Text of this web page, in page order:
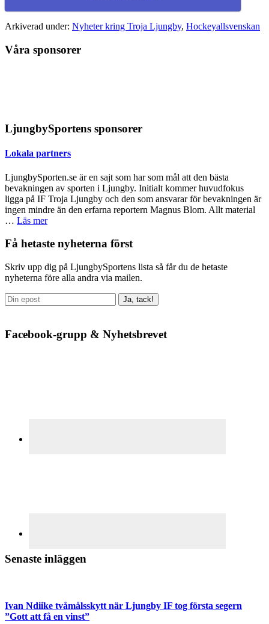
Arkiverad under: Nyheter kring Troja Ljungby, Hockeyallsvenskan
Våra sponsorer
LjungbySportens sponsorer
Lokala partners
LjungbySporten.se är en sajt som har som mål att den bästa
bevakningen av sporten i Ljungby. Initialt kommer huvudfokus
ligga på IF Troja Ljungby och den som ansvarar för bevakningen är
ingen mindre än den erfarna reportern Magnus Blom. Allt material
… Läs merom
partners
Primärt
sidofält
Få hetaste nyheterna först
Skriv upp dig på LjungbySportens lista så får du de hetaste
nyheterna före alla andra via mailen.
Facebook-grupp & Nyhetsbrevet
Senaste inläggen
Ivan Ndiike tvåmålsskytt när Ljungby IF tog första segern
”Gott att få en vinst”